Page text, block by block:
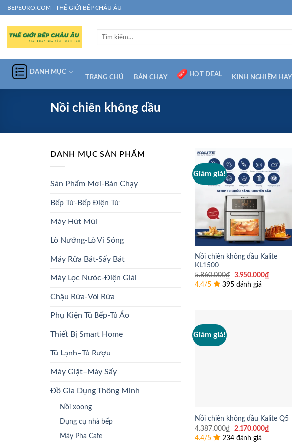
Chuyển
BEPEURO.COM - THẾ GIỚI BẾP CHÂU ÂU
Tìm
DANH MỤC
TRANG CHỦ
BÁN CHẠY HOT DEAL KINH NGHIỆM HAY
Nồi chiên không dầu
DANH MỤC SẢN PHẨM
Sản Phẩm Mới-Bán Chạy
Bếp Từ-Bếp Điện Từ
Máy Hút Mùi
Lò Nướng-Lò Vi Sóng
Máy Rửa Bát-Sấy Bát
Máy Lọc Nước-Điện Giải
Chậu Rửa-Vòi Rửa
Phụ Kiện Tủ Bếp-Tủ Áo
Thiết Bị Smart Home
Tủ Lạnh–Tủ Rượu
Máy Giặt–Máy Sấy
Đồ Gia Dụng Thông Minh
Nồi xoong
Dụng cụ nhà bếp
Máy Pha Cafe
Giảm giá!
Nồi chiên không dầu Kalite
KL1500
5.860.000₫ Giá
gốc
là:
3.950.000₫Giá
hiện
4.4/5 395 đánh giá
Giảm giá!
Nồi chiên không dầu Kalite Q5
4.387.000₫
Giá
gốc
2.170.000₫Giá
hiện
4.4/5 234 đánh giá